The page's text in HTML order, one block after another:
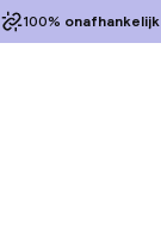
100% onafhankelijk